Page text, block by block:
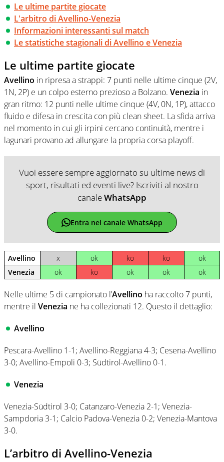
Le ultime partite giocate
L'arbitro di Avellino-Venezia
Informazioni interessanti sul match
Le statistiche stagionali di Avellino e Venezia
Le ultime partite giocate
Avellino in ripresa a strappi: 7 punti nelle ultime cinque (2V,
1N, 2P) e un colpo esterno prezioso a Bolzano. Venezia in
gran ritmo: 12 punti nelle ultime cinque (4V, 0N, 1P), attacco
fluido e difesa in crescita con più clean sheet. La sfida arriva
nel momento in cui gli irpini cercano continuità, mentre i
lagunari provano ad allungare la propria corsa playoff.
Vuoi essere sempre aggiornato su ultime news di
sport, risultati ed eventi live? Iscriviti al nostro
canaleWhatsApp
Entra nel canale WhatsApp
Avellino x ok ko ko
ok
Venezia
ok ko ok ok ok
Nelle ultime 5 di campionato l’Avellino ha raccolto 7 punti,
mentre il Venezia ne ha collezionati 12. Questo il dettaglio:
Avellino
Pescara-Avellino 1-1; Avellino-Reggiana 4-3; Cesena-Avellino
3-0; Avellino-Empoli 0-3; Südtirol-Avellino 0-1.
Venezia
Venezia-Südtirol 3-0; Catanzaro-Venezia 2-1; Venezia-
Sampdoria 3-1; Calcio Padova-Venezia 0-2; Venezia-Mantova
3-0.
L’arbitro di Avellino-Venezia